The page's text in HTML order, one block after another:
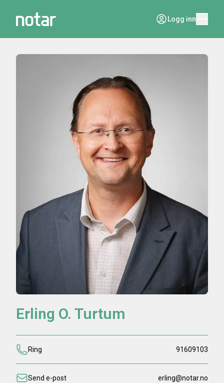
Logg inn
Erling O. Turtum
Ring 91609103
Send e-post erling@notar.no